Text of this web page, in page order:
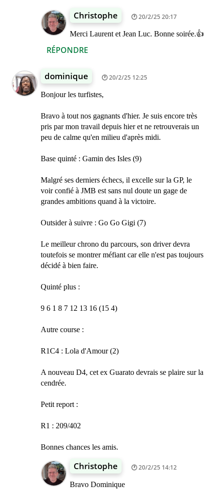
RÉPONDRE
Christophe 20/2/25 20:17
Merci Laurent et Jean Luc. Bonne soirée.👍
dominique 20/2/25 12:25
Bonjour les turfistes,
Bravo à tout nos gagnants d'hier. Je suis encore très
pris par mon travail depuis hier et ne retrouverais un
peu de calme qu'en milieu d'après midi.
Base quinté : Gamin des Isles (9)
Malgré ses derniers échecs, il excelle sur la GP, le
voir confié à JMB est sans nul doute un gage de
grandes ambitions quand à la victoire.
Outsider à suivre : Go Go Gigi (7)
Le meilleur chrono du parcours, son driver devra
toutefois se montrer méfiant car elle n'est pas toujours
décidé à bien faire.
Quinté plus :
9 6 1 8 7 12 13 16 (15 4)
Autre course :
R1C4 : Lola d'Amour (2)
A nouveau D4, cet ex Guarato devrais se plaire sur la
cendrée.
Petit report :
R1 : 209/402
Bonnes chances les amis.
Christophe 20/2/25 14:12
Bravo Dominique